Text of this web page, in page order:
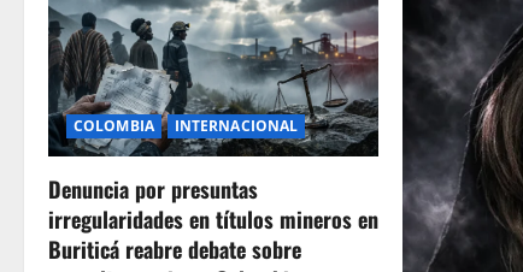
v
i
g
a
t
COLOMBIA INTERNACIONAL
Denuncia por presuntas
irregularidades en títulos mineros en
Buriticá reabre debate sobre